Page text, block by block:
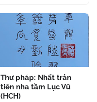
Thư pháp: Nhất trản
tiên nha tầm Lục Vũ
(HCH)